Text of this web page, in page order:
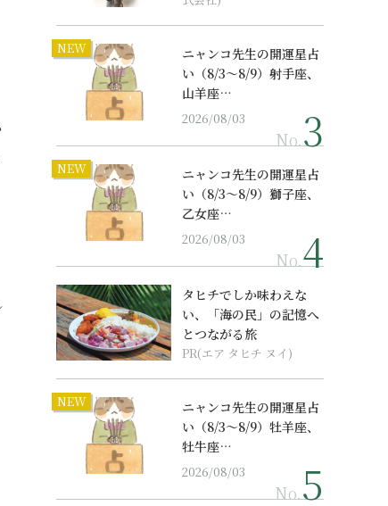
NEW
ニャンコ先生の開運星占
い（8/3～8/9）射手座、
山羊座…
2026/08/03
No.
NEW
ニャンコ先生の開運星占
い（8/3～8/9）獅子座、
乙女座…
2026/08/03
No.
タヒチでしか味わえな
い、「海の民」の記憶へ
とつながる旅
PR(エア タヒチ ヌイ)
NEW
ニャンコ先生の開運星占
い（8/3～8/9）牡羊座、
牡牛座…
2026/08/03
No.